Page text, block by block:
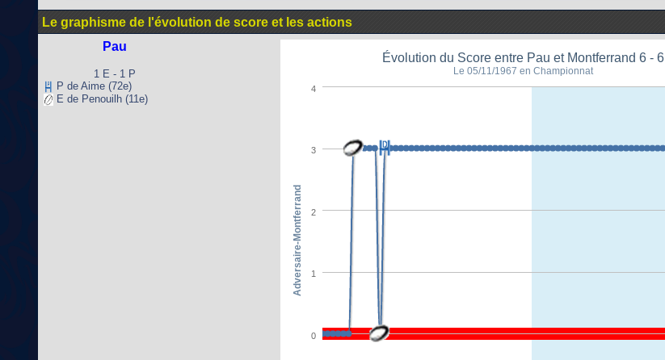
Le graphisme de l'évolution de score et les actions
Pau
1 E - 1 P
P de Aime (72e)
E de Penouilh (11e)
Évolution du Score entre Pau et Montferrand 6 - 6
Le 05/11/1967 en Championnat
0
1
2
3
4
Adversaire-Montferrand